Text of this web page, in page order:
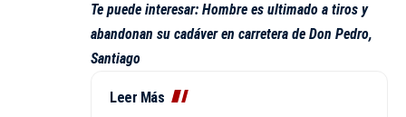
Te puede interesar: Hombre es ultimado a tiros y
abandonan su cadáver en carretera de Don Pedro,
Santiago
Leer Más